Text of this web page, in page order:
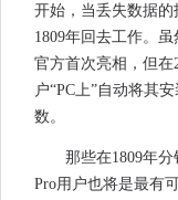
开始，当丢失数据
1809年回去工作。
官方首次亮相，但在
户“PC上”自动将其
数。
那些在1809年分
Pro用户也将是最有